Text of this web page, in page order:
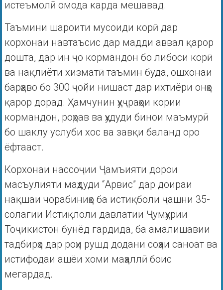
истеъмолӣ омода карда мешавад.
Таъмини шароити мусоиди корӣ дар
корхонаи навтаъсис дар мадди аввал қарор
дошта, дар ин ҷо кормандон бо либоси корӣ
ва нақлиёти хизматӣ таъмин буда, ошхонаи
барҳаво бо 300 ҷойи нишаст дар ихтиёри онҳо
қарор дорад. Ҳамчунин ҳуҷраҳои кории
кормандон, роҳрав ва ҳудуди бинои маъмурӣ
бо шаклу услуби хос ва завқи баланд оро
ёфтааст.
Корхонаи нассоҷии Ҷамъияти дорои
масъулияти маҳдуди “Арвис” дар доираи
нақшаи чорабиниҳо ба истиқболи ҷашни 35-
солагии Истиқлоли давлатии Ҷумҳурии
Тоҷикистон бунёд гардида, ба амалишавии
тадбирҳо дар роҳи рушд додани соҳаи саноат ва
истифодаи ашёи хоми маҳаллӣ боис
мегардад.